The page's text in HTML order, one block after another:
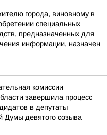
города, виновному в
специальных
предназначенных для
информации, назначен
комиссии
завершила процесс
в депутаты
Думы девятого созыва